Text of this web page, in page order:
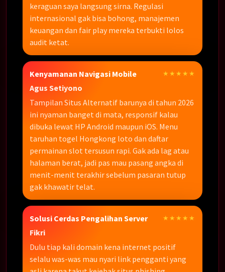
keraguan saya langsung sirna. Regulasi
internasional gak bisa bohong, manajemen
keuangan dan fair play mereka terbukti lolos
audit ketat.
Kenyamanan Navigasi Mobile ★★★★★
Agus Setiyono
Tampilan Situs Alternatif barunya di tahun 2026
ini nyaman banget di mata, responsif kalau
dibuka lewat HP Android maupun iOS. Menu
taruhan togel Hongkong loto dan daftar
permainan slot tersusun rapi. Gak ada lag atau
halaman berat, jadi pas mau pasang angka di
menit-menit terakhir sebelum pasaran tutup
gak khawatir telat.
Solusi Cerdas Pengalihan Server ★★★★★
Fikri
Dulu tiap kali domain kena internet positif
selalu was-was mau nyari link pengganti yang